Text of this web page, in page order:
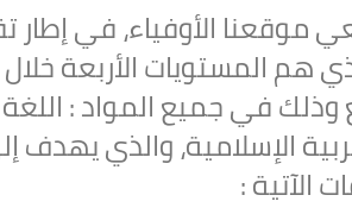
موقعنا الأوفياء، في
وذلك في جميع المواد :
الإسلامية، والذي
الآتية :